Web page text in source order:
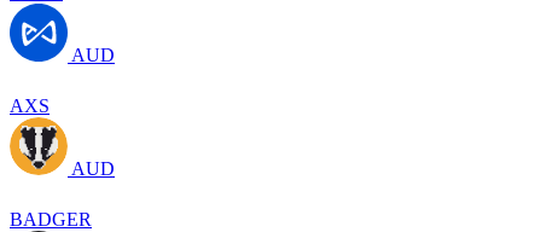
AUD
AXS
AUD
BADGER